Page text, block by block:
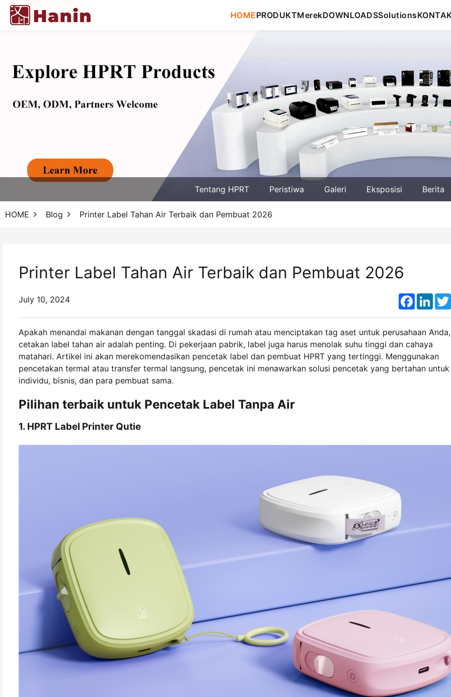
HOMEPRODUKTMerekDOWNLOADSSolutions
Tentang HPRT Peristiwa Galeri Eksposisi Berita
HOME Blog Printer Label Tahan Air Terbaik dan Pembuat 2026
Printer Label Tahan Air Terbaik dan Pembuat 2026
July 10, 2024
Apakah menandai makanan dengan tanggal skadasi di rumah atau menciptakan tag aset untuk perusahaan Anda,
cetakan label tahan air adalah penting. Di pekerjaan pabrik, label juga harus menolak suhu tinggi dan cahaya
matahari. Artikel ini akan merekomendasikan pencetak label dan pembuat HPRT yang tertinggi. Menggunakan
pencetakan termal atau transfer termal langsung, pencetak ini menawarkan solusi pencetak yang bertahan untuk
individu, bisnis, dan para pembuat sama.
Pilihan terbaik untuk Pencetak Label Tanpa Air
1. HPRT Label Printer Qutie